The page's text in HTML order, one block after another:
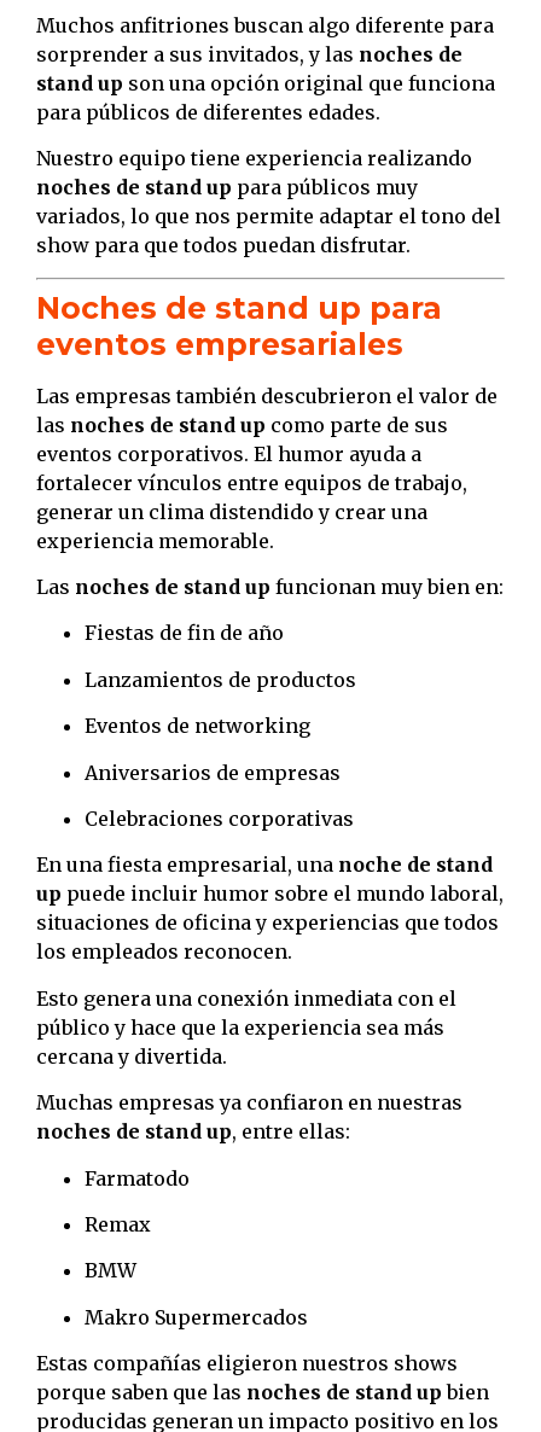
Muchos anfitriones buscan algo diferente para
sorprender a sus invitados, y las noches de
stand up son una opción original que funciona
para públicos de diferentes edades.
Nuestro equipo tiene experiencia realizando
noches de stand up para públicos muy
variados, lo que nos permite adaptar el tono del
show para que todos puedan disfrutar.
Noches de stand up para
eventos empresariales
Las empresas también descubrieron el valor de
las noches de stand up como parte de sus
eventos corporativos. El humor ayuda a
fortalecer vínculos entre equipos de trabajo,
generar un clima distendido y crear una
experiencia memorable.
Las noches de stand up funcionan muy bien en:
Fiestas de fin de año
Lanzamientos de productos
Eventos de networking
Aniversarios de empresas
Celebraciones corporativas
En una fiesta empresarial, una noche de stand
up puede incluir humor sobre el mundo laboral,
situaciones de oficina y experiencias que todos
los empleados reconocen.
Esto genera una conexión inmediata con el
público y hace que la experiencia sea más
cercana y divertida.
Muchas empresas ya confiaron en nuestras
noches de stand up, entre ellas:
Farmatodo
Remax
BMW
Makro Supermercados
Estas compañías eligieron nuestros shows
porque saben que las noches de stand up bien
producidas generan un impacto positivo en los